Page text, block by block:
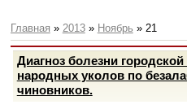
Главная » 2013 » Ноябрь » 21
Диагноз болезни
народных уколов по
чиновников.